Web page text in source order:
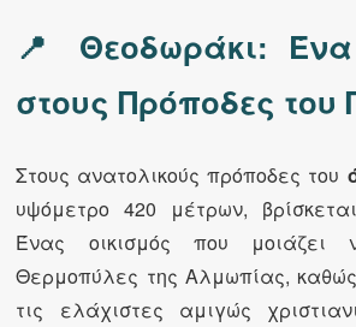
📍 Θεοδωράκι:
στους Πρόποδες του
Στους ανατολικούς πρόποδες του
υψόμετρο 420 μέτρων,
Ένας οικισμός που μοιάζει
Θερμοπύλες της Αλμωπίας,
τις ελάχιστες αμιγώς